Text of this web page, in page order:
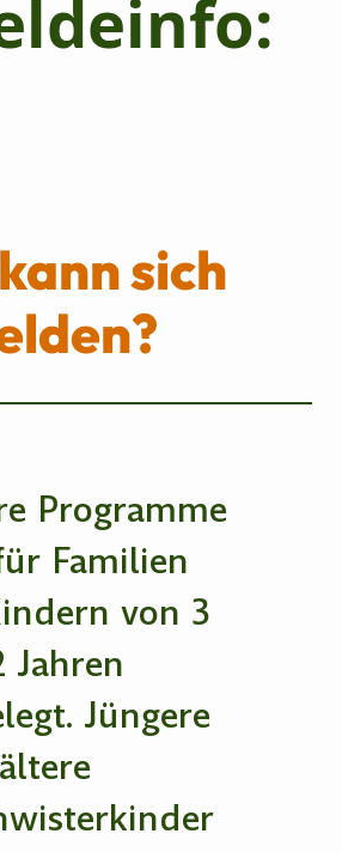
sich
Programme
Familien
von 3
Jahren
Jüngere